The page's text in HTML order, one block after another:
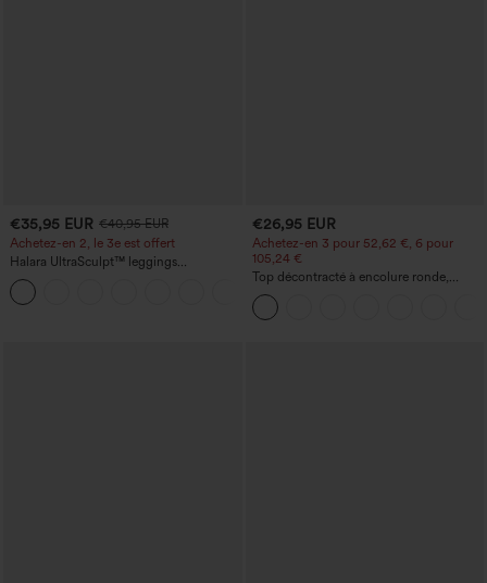
€35,95 EUR €40,95 EUR
Achetez-en 2, le 3e est offert
Halara UltraSculpt™ leggings
d'entraînement taille haute — fronces
liftantes pour le fessier, maintien gainant
du ventre et poche
€26,95 EUR
Achetez-en 3 pour 52,62 €, 6 pour
105,24 €
Top décontracté à encolure ronde,
manches chauve-souris et coupe ample